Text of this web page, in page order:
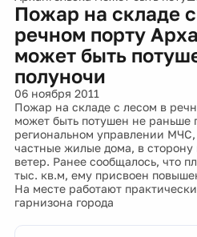
Пожар на складе
речном порту
может быть
полуночи
06 ноября 2011
Пожар на складе с лесом в
может быть потушен не раньше
региональном управлении
частные жилые дома, в сторону
ветер. Ранее сообщалось, что
тыс. кв.м, ему присвоен
На месте работают
гарнизона города